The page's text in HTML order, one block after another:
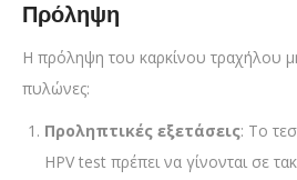
Πρόληψη
Η πρόληψη του καρκίνου τραχήλου
πυλώνες:
Προληπτικές εξετάσεις: Το
HPV test πρέπει να γίνονται σε